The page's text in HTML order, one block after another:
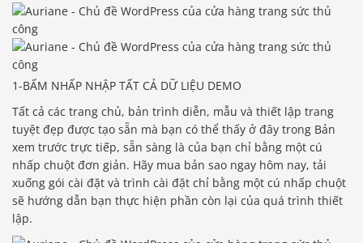
1-BẤM NHẤP NHẬP TẤT CẢ DỮ LIỆU DEMO
Tất cả các trang chủ, bản trình diễn, mẫu và thiết lập trang
tuyệt đẹp được tạo sẵn mà bạn có thể thấy ở đây trong Bản
xem trước trực tiếp, sẵn sàng là của bạn chỉ bằng một cú
nhấp chuột đơn giản. Hãy mua bản sao ngay hôm nay, tải
xuống gói cài đặt và trình cài đặt chỉ bằng một cú nhấp chuột
sẽ hướng dẫn bạn thực hiện phần còn lại của quá trình thiết
lập.